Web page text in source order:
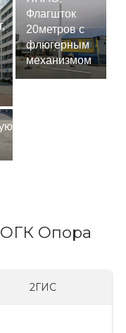
Флагшток
20метров с
флюгерным
механизмом
Опора
2ГИС